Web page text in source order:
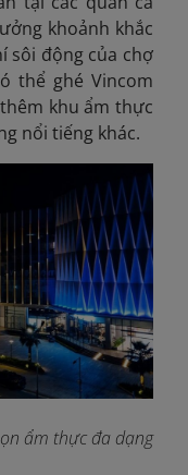
khoảnh khắc
sôi động của chợ
thể ghé Vincom
khu ẩm thực
nổi tiếng khác.
ẩm thực đa dạng